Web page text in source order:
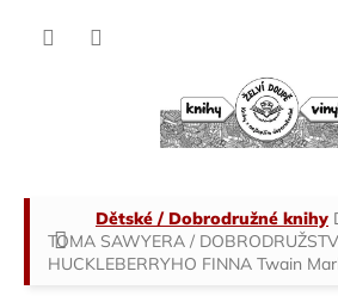
Domů
Dětské / Dobrodružné knihy
TOMA SAWYERA /
HUCKLEBERRYHO FINNA Twain